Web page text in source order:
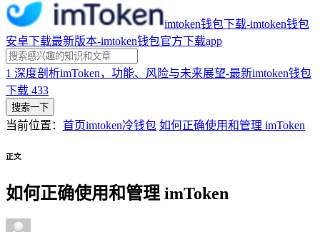
imtoken钱包下载-imtoken钱包
安卓下载最新版本-imtoken钱包官方下载app
1 深度剖析imToken，功能、风险与未来展望-最新imtoken钱包
下载 433
搜索一下
当前位置： 首页imtoken冷钱包 如何正确使用和管理 imToken
正文
如何正确使用和管理 imToken